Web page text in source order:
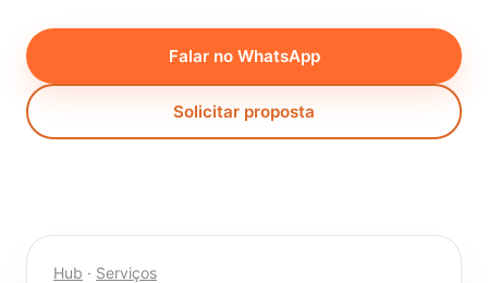
Falar no WhatsApp
Solicitar proposta
Hub · Serviços